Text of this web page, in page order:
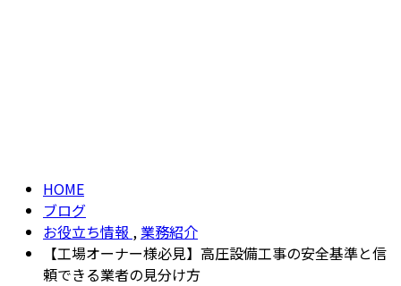
HOME
ブログ
お役立ち情報 ,業務紹介
【工場オーナー様必見】高圧設備工事の安全基準と信
頼できる業者の見分け方